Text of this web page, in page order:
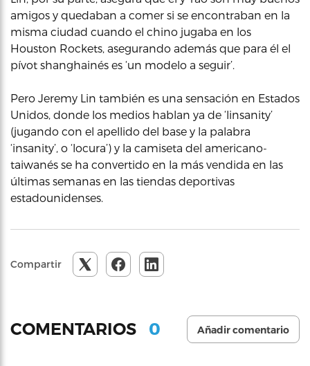
amigos y quedaban a comer si se encontraban en la
misma ciudad cuando el chino jugaba en los
Houston Rockets, asegurando además que para él el
pívot shanghainés es ‘un modelo a seguir’.
Pero Jeremy Lin también es una sensación en Estados
Unidos, donde los medios hablan ya de ‘linsanity’
(jugando con el apellido del base y la palabra
‘insanity’, o ‘locura’) y la camiseta del americano-
taiwanés se ha convertido en la más vendida en las
últimas semanas en las tiendas deportivas
estadounidenses.
Compartir
COMENTARIOS 0 Añadir comentario